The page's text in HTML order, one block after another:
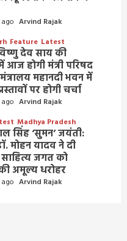
Arvind Rajak
Feature Latest
देव साय की
आज होगी मंत्री परिषद
महानदी भवन में
पर होगी चर्चा
Arvind Rajak
Madhya Pradesh
सिंह ‘सुमन’ जयंती:
मोहन यादव ने दी
साहित्य जगत को
अमूल्य धरोहर
Arvind Rajak